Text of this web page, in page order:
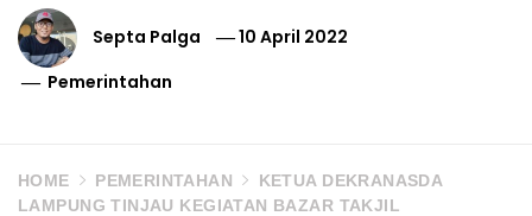
Septa Palga
10 April 2022
Pemerintahan
HOME PEMERINTAHAN
KETUA DEKRANASDA
LAMPUNG TINJAU KEGIATAN BAZAR TAKJIL